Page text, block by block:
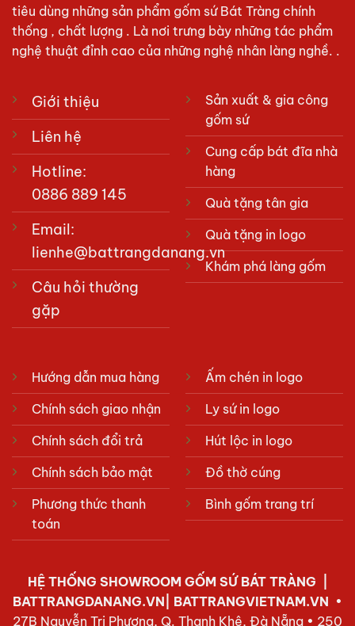
tiêu dùng những sản phẩm gốm sứ Bát Tràng chính
thống , chất lượng . Là nơi trưng bày những tác phẩm
nghệ thuật đỉnh cao của những nghệ nhân làng nghề. .
Giới thiệu
Liên hệ
Hotline:
0886 889 145
Email:
lienhe@battrangdanang.vn
Câu hỏi thường
gặp
Sản xuất & gia công
gốm sứ
Cung cấp bát đĩa nhà
hàng
Quà tặng tân gia
Quà tặng in logo
Khám phá làng gốm
Hướng dẫn mua hàng
Chính sách giao nhận
Chính sách đổi trả
Chính sách bảo mật
Phương thức thanh
toán
Ấm chén in logo
Ly sứ in logo
Hút lộc in logo
Đồ thờ cúng
Bình gốm trang trí
HỆ THỐNG SHOWROOM GỐM SỨ BÁT TRÀNG
BATTRANGDANANG.VN| BATTRANGVIETNAM.VN •
27B Nguyễn Tri Phương, Q. Thanh Khê, Đà Nẵng • 250